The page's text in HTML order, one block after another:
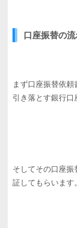
口座振替の
まず口座振替依
引き落とす銀行口
そしてその口座
証してもらいます